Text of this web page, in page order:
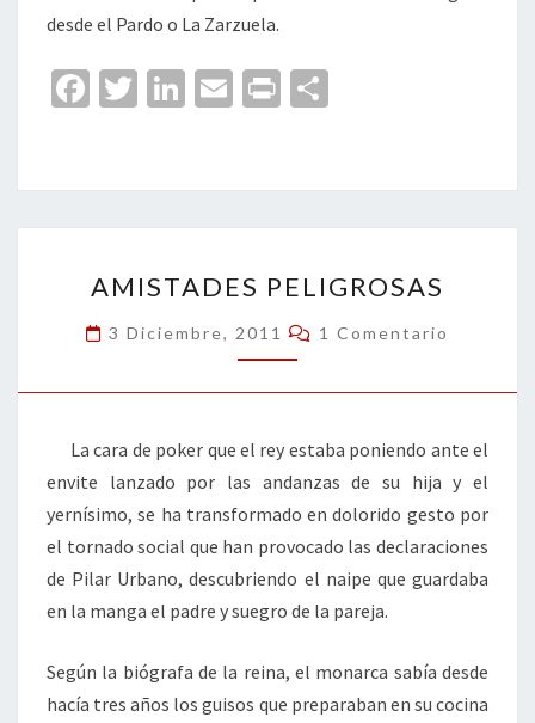
desde el Pardo o La Zarzuela.
Fa
o
o
k
T
er
Li
dI
n
E
l
Pr
p
ar
tir
PELIGROSAS
AMISTADES PELIGROSAS
3 Diciembre, 2011 Comentarios
1 Comentario
La cara de poker que el rey estaba poniendo ante el
envite lanzado por las andanzas de su hija y el
yernísimo, se ha transformado en dolorido gesto por
el tornado social que han provocado las declaraciones
de Pilar Urbano, descubriendo el naipe que guardaba
en la manga el padre y suegro de la pareja.
Según la biógrafa de la reina, el monarca sabía desde
hacía tres años los guisos que preparaban en su cocina